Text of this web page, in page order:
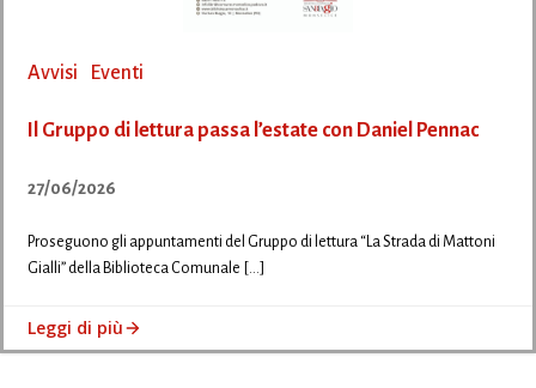
Avvisi Eventi
Il Gruppo di lettura passa l’estate con Daniel Pennac
27/06/2026
Proseguono gli appuntamenti del Gruppo di lettura “La Strada di Mattoni
Gialli” della Biblioteca Comunale […]
Leggi di più